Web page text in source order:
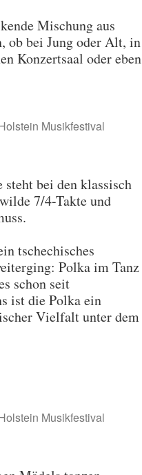
Mischung aus
ob bei Jung oder Alt, in
Konzertsaal oder eben
Musikfestival
bei den klassisch
7/4-Takte und
tschechisches
Polka im Tanz
schon seit
ist die Polka ein
Vielfalt unter dem
Musikfestival